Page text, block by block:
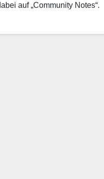
auf „Community Notes“.